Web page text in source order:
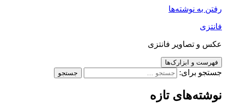
رفتن به نوشته‌ها
فانتزی
عکس و تصاویر فانتزی
فهرست و ابزارک‌ها
جستجو برای:
نوشته‌های تازه